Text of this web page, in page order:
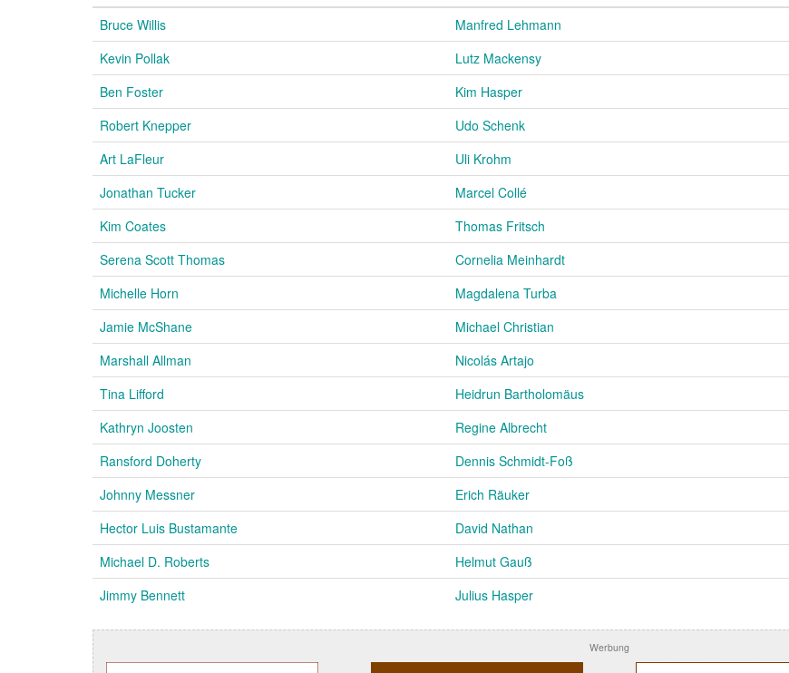
Bruce Willis
Manfred Lehmann
Kevin Pollak
Lutz Mackensy
Ben Foster
Kim Hasper
Robert Knepper
Udo Schenk
Art LaFleur
Uli Krohm
Jonathan Tucker
Marcel Collé
Kim Coates
Thomas Fritsch
Serena Scott Thomas
Cornelia Meinhardt
Michelle Horn
Magdalena Turba
Jamie McShane
Michael Christian
Marshall Allman
Nicolás Artajo
Tina Lifford
Heidrun Bartholomäus
Kathryn Joosten
Regine Albrecht
Ransford Doherty
Dennis Schmidt-Foß
Johnny Messner
Erich Räuker
Hector Luis Bustamante
David Nathan
Michael D. Roberts
Helmut Gauß
Jimmy Bennett
Julius Hasper
Werbung